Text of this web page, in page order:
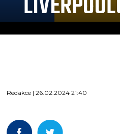
Redakce | 26.02.2024 21:40